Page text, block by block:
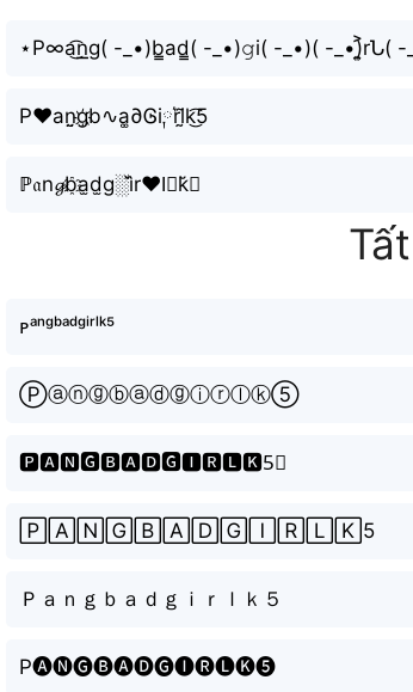
⋆P∞a͜͡n͟͟g( -_•)b̳ad̳( -_•)𝚐i( -_•)( -_•)͎͍͐rՆ( -
P♥an̤̮g҉b∿a͚∂Ꮆi༙r͛l̰̃k͜͡5
ℙ𝔞n𝓰b҈a̫d̫g░i᷈r♥l⃣k̆❺
ᴘᵃⁿᵍᵇᵃᵈᵍⁱʳˡᵏ⁵
Ⓟⓐⓝⓖⓑⓐⓓⓖⓘⓡⓛⓚ⑤
🅿🅰🅽🅶🅱🅰🅳🅶🅸🆁🅻🅺5⃣
🄿🄰🄽🄶🄱🄰🄳🄶🄸🅁🄻🄺5
Ｐａｎｇｂａｄｇｉｒｌｋ５
P🅐🅝🅖🅑🅐🅓🅖🅘🅡🅛🅚❺